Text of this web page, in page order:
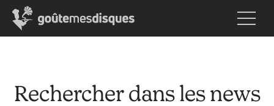
Rechercher dans les news